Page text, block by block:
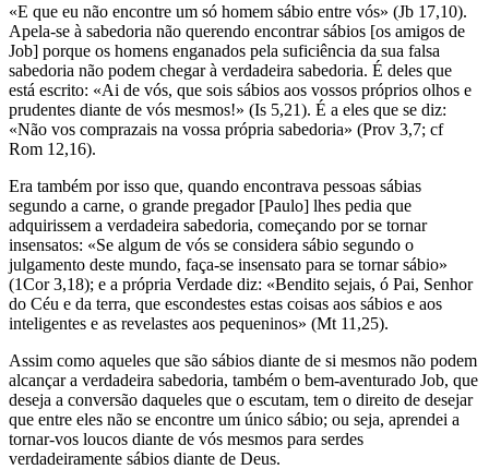
«E que eu não encontre um só homem sábio entre vós» (Jb 17,10).
Apela-se à sabedoria não querendo encontrar sábios [os amigos de
Job] porque os homens enganados pela suficiência da sua falsa
sabedoria não podem chegar à verdadeira sabedoria. É deles que
está escrito: «Ai de vós, que sois sábios aos vossos próprios olhos e
prudentes diante de vós mesmos!» (Is 5,21). É a eles que se diz:
«Não vos comprazais na vossa própria sabedoria» (Prov 3,7; cf
Rom 12,16).
Era também por isso que, quando encontrava pessoas sábias
segundo a carne, o grande pregador [Paulo] lhes pedia que
adquirissem a verdadeira sabedoria, começando por se tornar
insensatos: «Se algum de vós se considera sábio segundo o
julgamento deste mundo, faça-se insensato para se tornar sábio»
(1Cor 3,18); e a própria Verdade diz: «Bendito sejais, ó Pai, Senhor
do Céu e da terra, que escondestes estas coisas aos sábios e aos
inteligentes e as revelastes aos pequeninos» (Mt 11,25).
Assim como aqueles que são sábios diante de si mesmos não podem
alcançar a verdadeira sabedoria, também o bem-aventurado Job, que
deseja a conversão daqueles que o escutam, tem o direito de desejar
que entre eles não se encontre um único sábio; ou seja, aprendei a
tornar-vos loucos diante de vós mesmos para serdes
verdadeiramente sábios diante de Deus.